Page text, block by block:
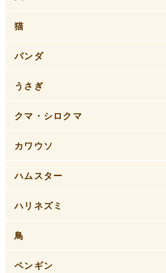
猫
パンダ
うさぎ
クマ・シロクマ
カワウソ
ハムスター
ハリネズミ
鳥
ペンギン